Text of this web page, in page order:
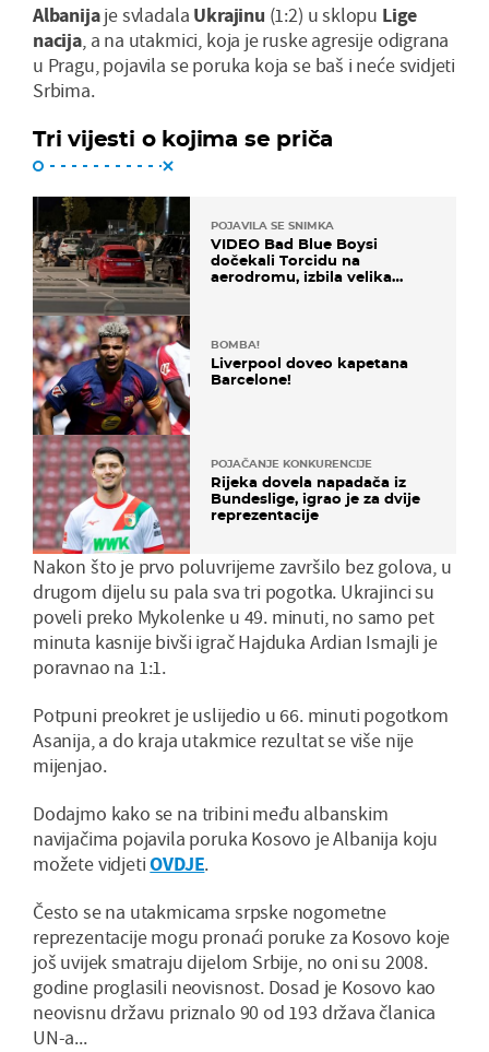
Albanijaje svladala Ukrajinu (1:2) u sklopu Lige
nacija, a na utakmici, koja je ruske agresije odigrana
u Pragu, pojavila se poruka koja se baš i neće svidjeti
Srbima.
Tri vijesti o kojima se priča
POJAVILA SE SNIMKA
VIDEO Bad Blue Boysi
dočekali Torcidu na
aerodromu, izbila velika
BOMBA!
Liverpool doveo kapetana
Barcelone!
POJAČANJE KONKURENCIJE
Rijeka dovela napadača iz
Bundeslige, igrao je za dvije
reprezentacije
Nakon što je prvo poluvrijeme završilo bez golova, u
drugom dijelu su pala sva tri pogotka. Ukrajinci su
poveli preko Mykolenke u 49. minuti, no samo pet
minuta kasnije bivši igrač Hajduka Ardian Ismajli je
poravnao na 1:1.
Potpuni preokret je uslijedio u 66. minuti pogotkom
Asanija, a do kraja utakmice rezultat se više nije
mijenjao.
Dodajmo kako se na tribini među albanskim
navijačima pojavila poruka Kosovo je Albanija koju
možete vidjetiOVDJE.
Često se na utakmicama srpske nogometne
reprezentacije mogu pronaći poruke za Kosovo koje
još uvijek smatraju dijelom Srbije, no oni su 2008.
godine proglasili neovisnost. Dosad je Kosovo kao
neovisnu državu priznalo 90 od 193 država članica
UN-a...